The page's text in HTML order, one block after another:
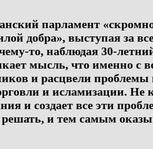
парламент
добра», выступая за
то, наблюдая 30-
мысль, что именно с
и расцвели
и исламизации. Не
и создает все эти
и тем самым